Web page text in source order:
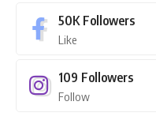
50K Followers
Like
109 Followers
Follow